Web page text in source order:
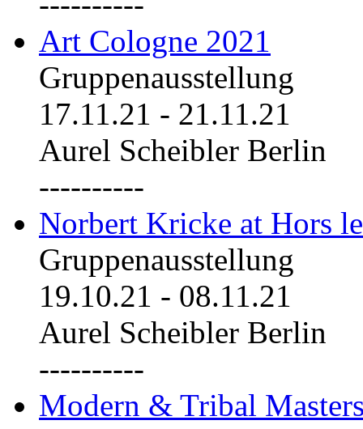
Art Cologne 2021
Gruppenausstellung
17.11.21 - 21.11.21
Aurel Scheibler Berlin
----------
Norbert Kricke at Hors
Gruppenausstellung
19.10.21 - 08.11.21
Aurel Scheibler Berlin
----------
Modern & Tribal